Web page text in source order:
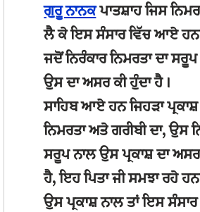
ਗੁਰੂ ਨਾਨਕਪਾਤਸ਼ਾਹ ਜਿਸ
ਲੈ ਕੇ ਇਸ ਸੰਸਾਰ ਵਿੱਚ ਆਏ
ਜਦੋਂ ਨਿਰੰਕਾਰ ਨਿਮਰਤਾ ਦਾ
ਉਸ ਦਾ ਅਸਰ ਕੀ ਹੁੰਦਾ ਹੈ।
ਸਾਹਿਬ ਆਏ ਹਨ ਜਿਹੜਾ
ਨਿਮਰਤਾ ਅਤੇ ਗਰੀਬੀ ਦਾ, ਉਸ
ਸਰੂਪ ਨਾਲ ਉਸ ਪ੍ਰਕਾਸ਼ ਦਾ ਅਸਰ
ਹੈ, ਇਹ ਪਿਤਾ ਜੀ ਸਮਝਾ ਰਹੇ
ਉਸ ਪ੍ਰਕਾਸ਼ ਨਾਲ ਤਾਂ ਇਸ